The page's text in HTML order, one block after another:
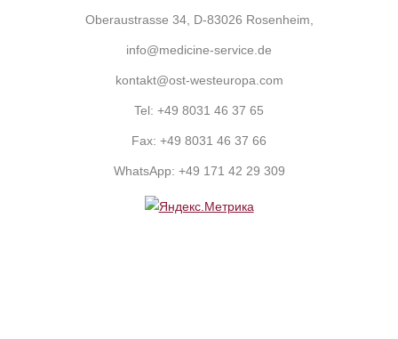
Oberaustrasse 34, D-83026 Rosenheim,
info@medicine-service.de
kontakt@ost-westeuropa.com
Tel: +49 8031 46 37 65
Fax: +49 8031 46 37 66
WhatsApp: +49 171 42 29 309